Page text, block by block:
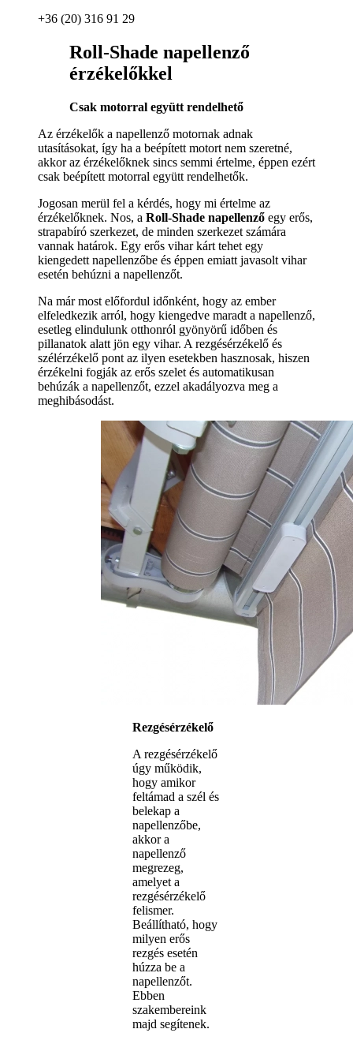
+36 (20) 316 91 29
Roll-Shade napellenző
érzékelőkkel
Csak motorral együtt rendelhető
Az érzékelők a napellenző motornak adnak
utasításokat, így ha a beépített motort nem szeretné,
akkor az érzékelőknek sincs semmi értelme, éppen ezért
csak beépített motorral együtt rendelhetők.
Jogosan merül fel a kérdés, hogy mi értelme az
érzékelőknek. Nos, a Roll-Shade napellenző egy erős,
strapabíró szerkezet, de minden szerkezet számára
vannak határok. Egy erős vihar kárt tehet egy
kiengedett napellenzőbe és éppen emiatt javasolt vihar
esetén behúzni a napellenzőt.
Na már most előfordul időnként, hogy az ember
elfeledkezik arról, hogy kiengedve maradt a napellenző,
esetleg elindulunk otthonról gyönyörű időben és
pillanatok alatt jön egy vihar. A rezgésérzékelő és
szélérzékelő pont az ilyen esetekben hasznosak, hiszen
érzékelni fogják az erős szelet és automatikusan
behúzák a napellenzőt, ezzel akadályozva meg a
meghibásodást.
Rezgésérzékelő
A rezgésérzékelő
úgy működik,
hogy amikor
feltámad a szél és
belekap a
napellenzőbe,
akkor a
napellenző
megrezeg,
amelyet a
rezgésérzékelő
felismer.
Beállítható, hogy
milyen erős
rezgés esetén
húzza be a
napellenzőt.
Ebben
szakembereink
majd segítenek.